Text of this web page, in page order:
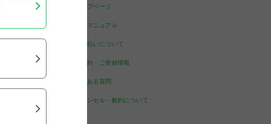
トップページ
端末マニュアル
お支払いについて
ご契約・ご登録情報
よくある質問
キャンセル・解約について